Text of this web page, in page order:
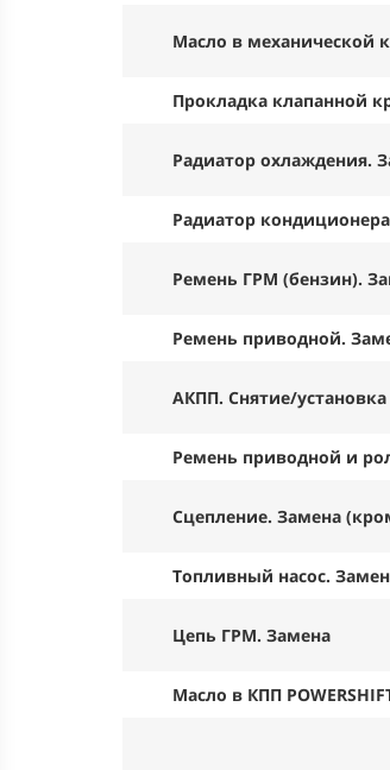
Масло в механической
Прокладка клапанной
Радиатор охлаждения.
Радиатор
Ремень ГРМ (бензин).
Ремень приводной.
АКПП. Снятие/установка
Ремень приводной и
Сцепление. Замена
Топливный насос.
Цепь ГРМ. Замена
Масло в КПП